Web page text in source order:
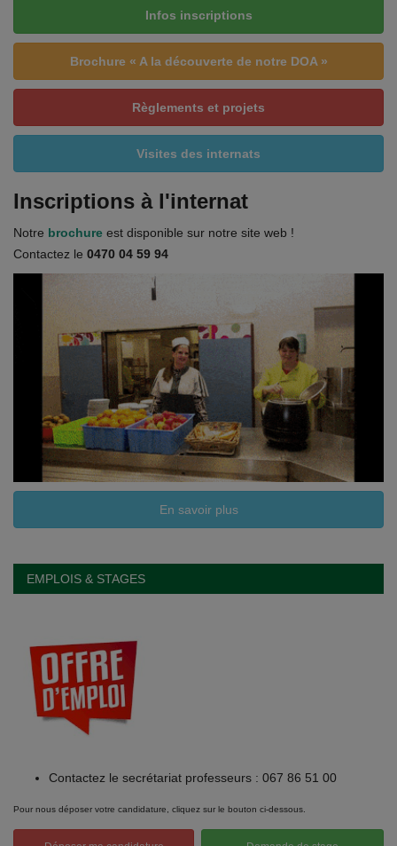
Infos inscriptions
Brochure « A la découverte de notre DOA »
Règlements et projets
Visites des internats
Inscriptions à l'internat
Notre brochure est disponible sur notre site web !
Contactez le 0470 04 59 94
En savoir plus
EMPLOIS & STAGES
Contactez le secrétariat professeurs : 067 86 51 00
Pour nous déposer votre candidature, cliquez sur le bouton ci-dessous.